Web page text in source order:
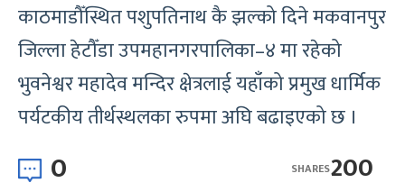
काठमाडौँस्थित पशुपतिनाथ कै झल्को दिने मकवानपुर
जिल्ला हेटौँडा उपमहानगरपालिका–४ मा रहेको
भुवनेश्वर महादेव मन्दिर क्षेत्रलाई यहाँको प्रमुख धार्मिक
पर्यटकीय तीर्थस्थलका रुपमा अघि बढाइएको छ ।
0 200
SHARES